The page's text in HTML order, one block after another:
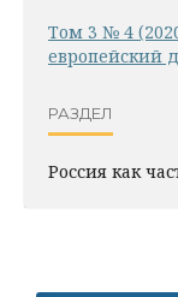
Том 3 № 4
европейский
РАЗДЕЛ
Россия как